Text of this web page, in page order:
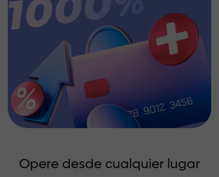
Opere desde cualquier lugar